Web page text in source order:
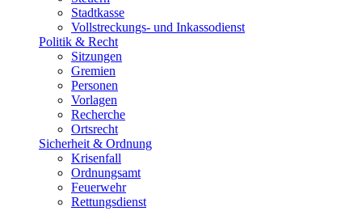
Stadtkasse
Vollstreckungs- und Inkassodienst
Politik & Recht
Sitzungen
Gremien
Personen
Vorlagen
Recherche
Ortsrecht
Sicherheit & Ordnung
Krisenfall
Ordnungsamt
Feuerwehr
Rettungsdienst